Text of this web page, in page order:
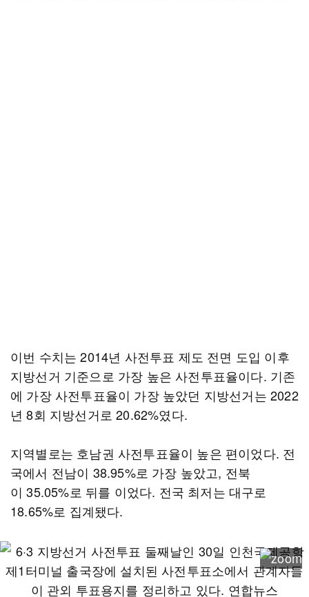
이번 수치는 2014년 사전투표 제도 전면 도입 이후
지방선거 기준으로 가장 높은 사전투표율이다. 기존
에 가장 사전투표율이 가장 높았던 지방선거는 2022
년 8회 지방선거로 20.62%였다.
지역별로는 호남권 사전투표율이 높은 편이었다. 전
국에서 전남이 38.95%로 가장 높았고, 전북
이 35.05%로 뒤를 이었다. 전국 최저는 대구로
18.65%로 집계됐다.